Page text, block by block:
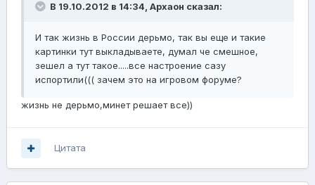
В 19.10.2012 в 14:34, Архаон сказал:
И так жизнь в России дерьмо, так вы еще и такие
картинки тут выкладываете, думал че смешное,
зешел а тут такое.....все настроение сазу
испортили((( зачем это на игровом форуме?
жизнь не дерьмо,минет решает все))
Цитата